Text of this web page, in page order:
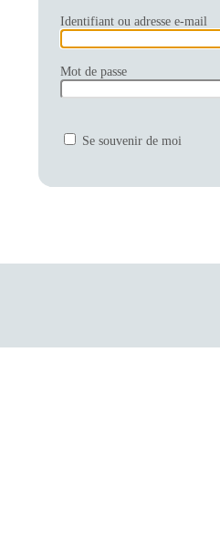
Identifiant ou adresse e-mail
Mot de passe
Se souvenir de moi